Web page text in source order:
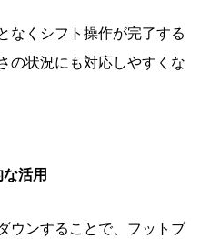
なくシフト操作が完了する
の状況にも対応しやすくな
活用
ウンすることで、フットブ